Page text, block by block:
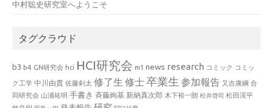
中村聡史研究室へようこそ
タグクラウド
b3 b4 GN研究会 hci HCI研究会 m1 news research コミック コミッ
ク工学 中川由貴 佐藤剣太 修了生 修士卒業生 参加報告 又吉康綱 合
同研究会 山浦祐明 手書き 斉藤絢基 新納真次郎 木下裕一朗 松井啓司 松田滉平